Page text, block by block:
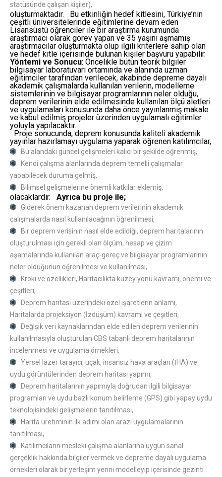
statüsünde çalışan kişiler),
oluşturmaktadır. Bu etkinliğin hedef kitlesini, Türkiye’nin
çeşitli üniversitelerinde eğitimlerine devam eden
Lisansüstü öğrenciler ile bir araştırma kurumunda
araştırmacı olarak görev yapan ve 35 yaşını aşmamış
araştırmacılar oluşturmakta olup ilgili kriterlere sahip olan
ve hedef kitle içerisinde bulunan kişiler başvuru yapabilir.
Yöntemi ve Sonucu: Öncelikle bütün teorik bilgiler
bilgisayar laboratuvarı ortamında ve alanında uzman
eğitimciler tarafından verilecek, akabinde depreme dayalı
akademik çalışmalarda kullanılan verilerin, modelleme
sistemlerinin ve bilgisayar programlarının neler olduğu,
deprem verilerinin elde edilmesinde kullanılan ölçü aletleri
ve uygulamaları konusunda daha önce yayınlanmış makale
ve kabul edilmiş projeler üzerinden uygulamalı eğitimler
yoluyla yapılacaktır.
Proje sonucunda, deprem konusunda kaliteli akademik
yayınlar hazırlamayı uygulama yaparak öğrenen katılımcılar,
Bu alandaki güncel gelişmeleri kalıcı bir şekilde öğrenmiş,
Kendi çalışma alanlarında deprem temelli çalışmalar
yapabilecek duruma gelmiş,
Bilimsel gelişmelerine önemli katkılar eklemiş,
olacaklardır. Ayrıca bu proje ile;
Giderek önem kazanan deprem verilerinin akademik
çalışmalarda nasıl kullanılacağının öğrenilmesi,
Bir deprem verisinin nasıl elde edildiği, deprem haritalarının
oluşturulması için gerekli olan ölçüm, hesap ve çizim
aşamalarında kullanılan araç-gereç ve bilgisayar programlarının
neler olduğunun öğrenilmesi ve kullanılması,
Kroki ve özellikleri, Haritacılıkta kuzey yönü kavramı, önemi ve
çeşitleri,
Deprem haritası üzerindeki özel işaretlerin anlamı,
Haritalarda projeksiyon (İzdüşüm) kavramı ve çeşitleri,
Değişik veri kaynaklarından elde edilen deprem verilerinin
kullanılmasıyla oluşturulan CBS tabanlı deprem haritalarının
incelenmesi ve uygulama örnekleri,
Yersel lazer tarayıcı, uçak, insansız hava araçları (İHA) ve
uydu görüntülerinden deprem haritası yapımı,
Deprem haritalarının yapımıyla doğrudan ilgili bilgisayar
programları ve uydu bazlı konum belirleme (GPS) gibi yapay uydu
teknolojisindeki gelişmelerin tanıtılması,
Harita üretiminin ilk adımı olan arazi uygulamalarının
tanıtılması,
Katılımcıların mesleki çalışma alanlarına uygun sanal
gerçeklik hakkında bilgiler vermek ve depreme dayalı uygulama
örnekleri olarak bir yerleşim yerini modelleyip içerisinde gezinti